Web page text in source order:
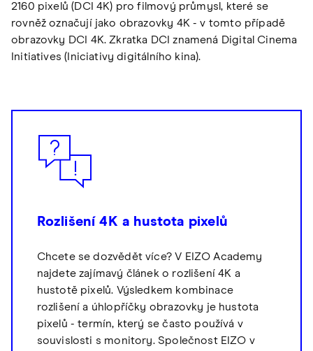
2160 pixelů (DCI 4K) pro filmový průmysl, které se
rovněž označují jako obrazovky 4K - v tomto případě
obrazovky DCI 4K. Zkratka DCI znamená Digital Cinema
Initiatives (Iniciativy digitálního kina).
Rozlišení 4K a hustota pixelů
Chcete se dozvědět více? V EIZO Academy
najdete zajímavý článek o rozlišení 4K a
hustotě pixelů. Výsledkem kombinace
rozlišení a úhlopříčky obrazovky je hustota
pixelů - termín, který se často používá v
souvislosti s monitory. Společnost EIZO v